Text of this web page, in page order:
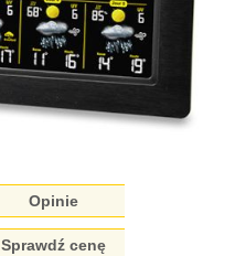
Opinie
Sprawdź cenę